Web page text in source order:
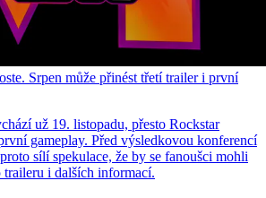
Srpen může přinést třetí trailer i první
už 19. listopadu, přesto Rockstar
gameplay. Před výsledkovou konferencí
sílí spekulace, že by se fanoušci mohli
i dalších informací.